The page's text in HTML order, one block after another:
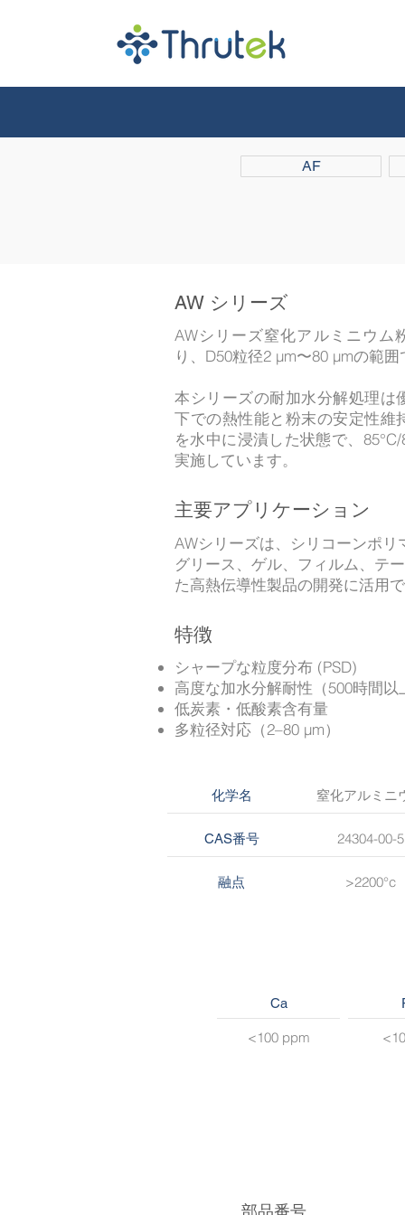
AF
AWシリーズ窒化アルミニウム
り、D50粒径2 μm〜80 μmの範囲
本シリーズの耐加水分解処理は
下での熱性能と粉末の安定性維
を水中に浸漬した状態で、
実施しています。
主要アプリケーション
AWシリーズは、シリコーンポリ
グリース、ゲル、フィルム、テ
た高熱伝導性製品の開発に活用で
特徴
シャープな粒度分布 (PSD)
高度な加水分解耐性（500時間以
低炭素・低酸素含有量
多粒径対応（2–80 μm）
AW シリーズ
窒化アルミニ
化学名
24304-00-5
CAS番号
>2200°c
融点
Ca
<100 ppm
部品番号